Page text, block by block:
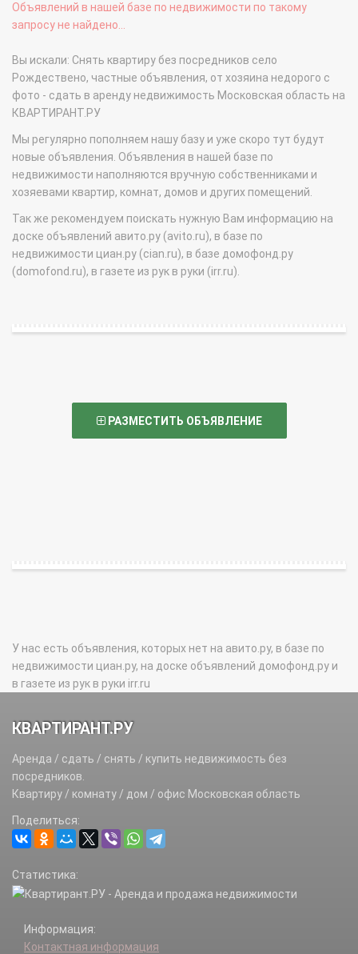
Объявлений в нашей базе по недвижимости по такому
запросу не найдено...
Вы искали: Снять квартиру без посредников село
Рождествено, частные объявления, от хозяина недорого с
фото - сдать в аренду недвижимость Московская область на
КВАРТИРАНТ.РУ
Мы регулярно пополняем нашу базу и уже скоро тут будут
новые объявления. Объявления в нашей базе по
недвижимости наполняются вручную собственниками и
хозяевами квартир, комнат, домов и других помещений.
Так же рекомендуем поискать нужную Вам информацию на
доске объявлений авито.ру (avito.ru), в базе по
недвижимости циан.ру (cian.ru), в базе домофонд.ру
(domofond.ru), в газете из рук в руки (irr.ru).
РАЗМЕСТИТЬ ОБЪЯВЛЕНИЕ
У нас есть объявления, которых нет на авито.ру, в базе по
недвижимости циан.ру, на доске объявлений домофонд.ру и
в газете из рук в руки irr.ru
КВАРТИРАНТ.РУ
Аренда / сдать / снять / купить недвижимость без
посредников.
Квартиру / комнату / дом / офис Московская область
Поделиться:
Статистика:
Информация:
Контактная информация